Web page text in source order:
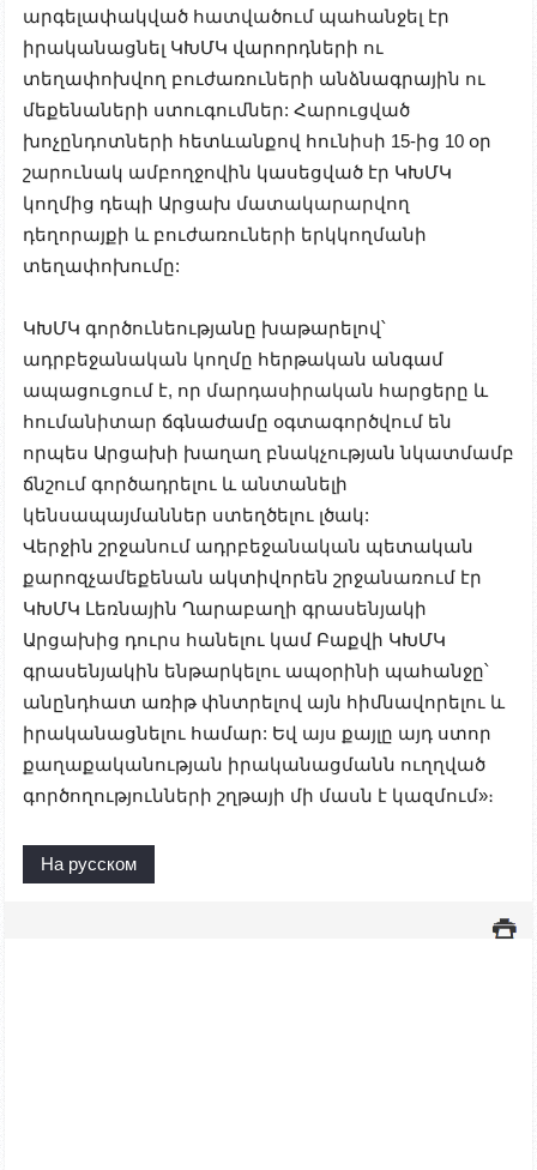
արգելափակված հատվածում պահանջել էր
իրականացնել ԿԽՄԿ վարորդների ու
տեղափոխվող բուժառուների անձնագրային ու
մեքենաների ստուգումներ: Հարուցված
խոչընդոտների հետևանքով հունիսի 15-ից 10 օր
շարունակ ամբողջովին կասեցված էր ԿԽՄԿ
կողմից դեպի Արցախ մատակարարվող
դեղորայքի և բուժառուների երկկողմանի
տեղափոխումը:
ԿԽՄԿ գործունեությանը խաթարելով՝
ադրբեջանական կողմը հերթական անգամ
ապացուցում է, որ մարդասիրական հարցերը և
հումանիտար ճգնաժամը օգտագործվում են
որպես Արցախի խաղաղ բնակչության նկատմամբ
ճնշում գործադրելու և անտանելի
կենսապայմաններ ստեղծելու լծակ:
Վերջին շրջանում ադրբեջանական պետական
քարոզչամեքենան ակտիվորեն շրջանառում էր
ԿԽՄԿ Լեռնային Ղարաբաղի գրասենյակի
Արցախից դուրս հանելու կամ Բաքվի ԿԽՄԿ
գրասենյակին ենթարկելու ապօրինի պահանջը՝
անընդհատ առիթ փնտրելով այն հիմնավորելու և
իրականացնելու համար: Եվ այս քայլը այդ ստոր
քաղաքականության իրականացմանն ուղղված
գործողությունների շղթայի մի մասն է կազմում»։
На русском